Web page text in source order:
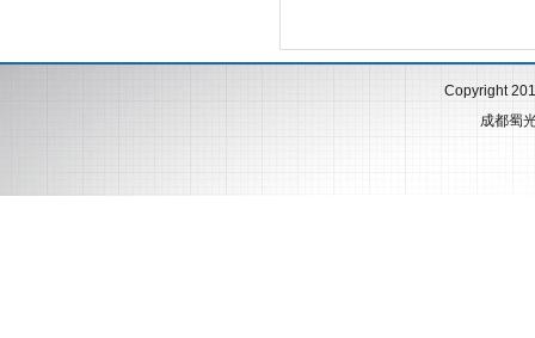
Copyright
成都蜀